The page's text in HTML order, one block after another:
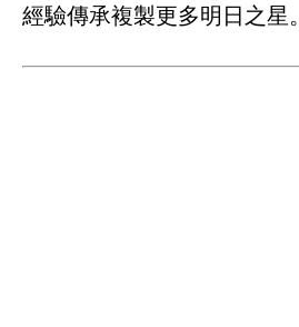
經驗傳承複製更多明日之星。